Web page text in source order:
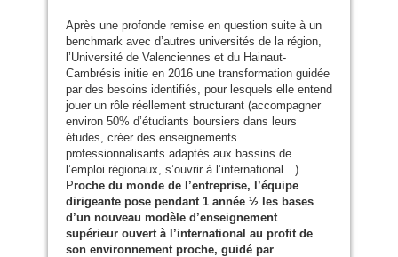
Après une profonde remise en question suite à un
benchmark avec d’autres universités de la région,
l’Université de Valenciennes et du Hainaut-
Cambrésis initie en 2016 une transformation guidée
par des besoins identifiés, pour lesquels elle entend
jouer un rôle réellement structurant (accompagner
environ 50% d’étudiants boursiers dans leurs
études, créer des enseignements
professionnalisants adaptés aux bassins de
l’emploi régionaux, s’ouvrir à l’international…).
Proche du monde de l’entreprise, l’équipe
dirigeante pose pendant 1 année ½ les bases
d’un nouveau modèle d’enseignement
supérieur ouvert à l’international au profit de
son environnement proche, guidé par